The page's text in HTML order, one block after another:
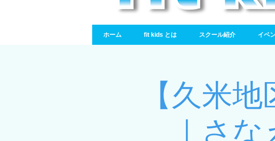
ホーム fit kids とは スクール紹介 イベ
【久米
｜さ